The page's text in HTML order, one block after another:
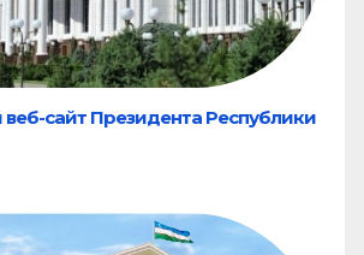
сайт Президента Республики